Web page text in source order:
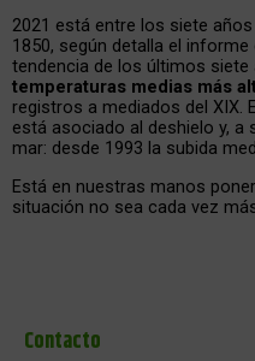
2021 está entre los siete
1850, según detalla el
tendencia de los últimos siete
temperaturas medias más
registros a mediados del XIX.
está asociado al deshielo y, a
mar: desde 1993 la subida
Está en nuestras manos
situación no sea cada vez
Contacto